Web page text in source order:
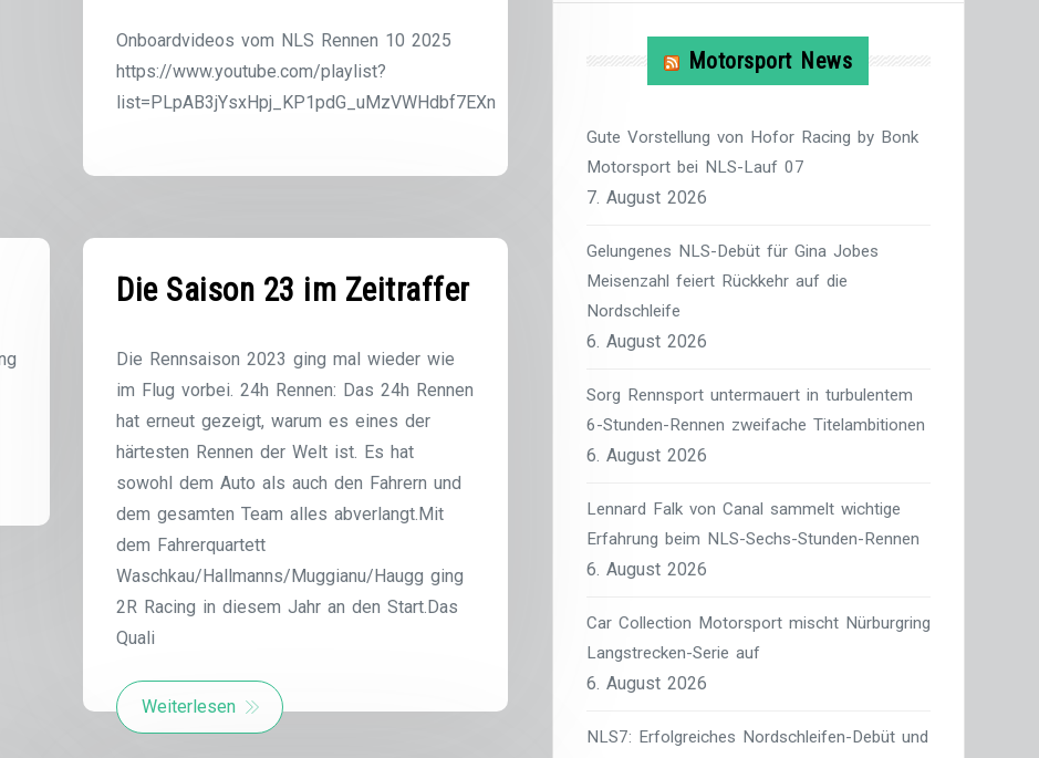
Onboardvideos vom NLS Rennen 10 2025
https://www.youtube.com/playlist?
list=PLpAB3jYsxHpj_KP1pdG_uMzVWHdbf7EXn
Die Saison 23 im Zeitraffer
Die Rennsaison 2023 ging mal wieder wie
im Flug vorbei. 24h Rennen: Das 24h Rennen
hat erneut gezeigt, warum es eines der
härtesten Rennen der Welt ist. Es hat
sowohl dem Auto als auch den Fahrern und
dem gesamten Team alles abverlangt.Mit
dem Fahrerquartett
Waschkau/Hallmanns/Muggianu/Haugg ging
2R Racing in diesem Jahr an den Start.Das
Quali
Weiterlesen
Motorsport News
Gute Vorstellung von Hofor Racing by Bonk
Motorsport bei NLS-Lauf 07
7. August 2026
Gelungenes NLS-Debüt für Gina Jobes 
Meisenzahl feiert Rückkehr auf die
Nordschleife
6. August 2026
Sorg Rennsport untermauert in turbulentem
6-Stunden-Rennen zweifache Titelambitionen
6. August 2026
Lennard Falk von Canal sammelt wichtige
Erfahrung beim NLS-Sechs-Stunden-Rennen
6. August 2026
Car Collection Motorsport mischt Nürburgring
Langstrecken-Serie auf
6. August 2026
NLS7: Erfolgreiches Nordschleifen-Debüt und